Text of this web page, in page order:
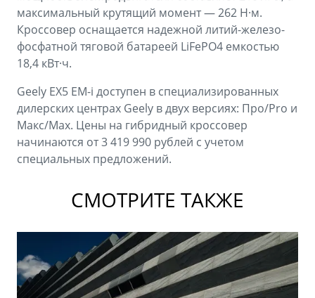
максимальный крутящий момент — 262 Н·м.
Кроссовер оснащается надежной литий-железо-
фосфатной тяговой батареей LiFePO4 емкостью
18,4 кВт·ч.
Geely EX5 EM-i доступен в специализированных
дилерских центрах Geely в двух версиях: Про/Pro и
Макс/Max. Цены на гибридный кроссовер
начинаются от 3 419 990 рублей с учетом
специальных предложений.
СМОТРИТЕ ТАКЖЕ